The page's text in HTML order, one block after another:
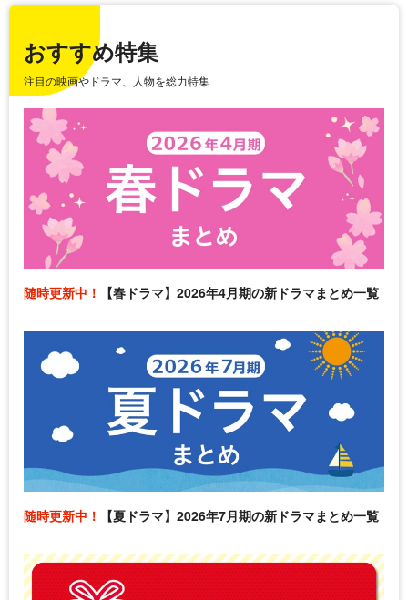
おすすめ特集
注目の映画やドラマ、人物を総力特集
随時更新中！ 【春ドラマ】2026年4月期の新ドラマまとめ一覧
随時更新中！ 【夏ドラマ】2026年7月期の新ドラマまとめ一覧